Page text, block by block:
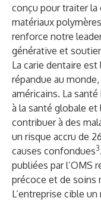
conçu pour traiter la
matériaux
renforce notre
générative et
La carie dentaire
répandue au
américains. La
à la santé globale
contribuer à des
un risque accru de
causes confondues3
publiées par l’OMS
précoce et de soins
L’entreprise cible